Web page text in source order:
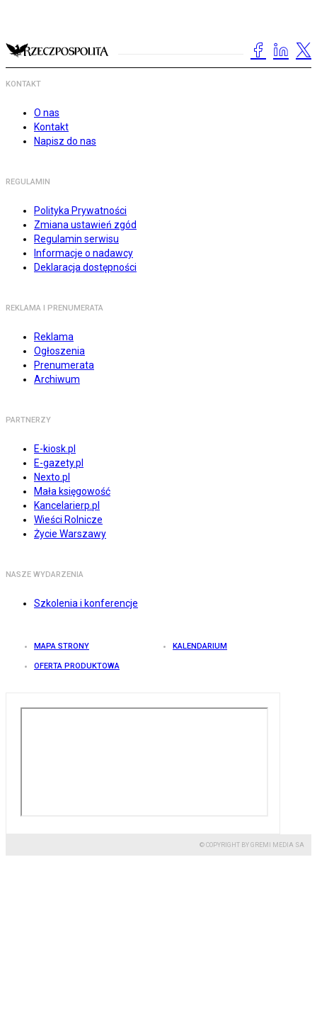
KONTAKT
O nas
Kontakt
Napisz do nas
REGULAMIN
Polityka Prywatności
Zmiana ustawień zgód
Regulamin serwisu
Informacje o nadawcy
Deklaracja dostępności
REKLAMA I PRENUMERATA
Reklama
Ogłoszenia
Prenumerata
Archiwum
PARTNERZY
E-kiosk.pl
E-gazety.pl
Nexto.pl
Mała księgowość
Kancelarierp.pl
Wieści Rolnicze
Życie Warszawy
NASZE WYDARZENIA
Szkolenia i konferencje
MAPA STRONY KALENDARIUM
OFERTA PRODUKTOWA
© COPYRIGHT BY GREMI MEDIA SA